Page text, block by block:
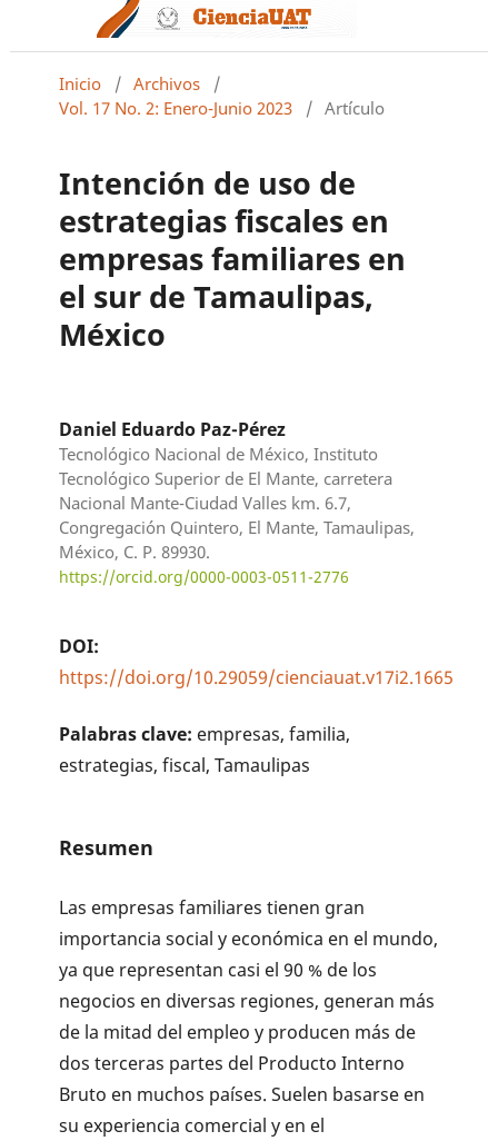
Inicio / Archivos
/
Vol. 17 No. 2: Enero-Junio 2023
/ Artículo
Intención de uso de
estrategias fiscales en
empresas familiares en
el sur de Tamaulipas,
México
Daniel Eduardo Paz-Pérez
Tecnológico Nacional de México, Instituto
Tecnológico Superior de El Mante, carretera
Nacional Mante-Ciudad Valles km. 6.7,
Congregación Quintero, El Mante, Tamaulipas,
México, C. P. 89930.
https://orcid.org/0000-0003-0511-2776
DOI:
https://doi.org/10.29059/cienciauat.v17i2.1665
Palabras clave: empresas, familia,
estrategias, fiscal, Tamaulipas
Resumen
Las empresas familiares tienen gran
importancia social y económica en el mundo,
ya que representan casi el 90 % de los
negocios en diversas regiones, generan más
de la mitad del empleo y producen más de
dos terceras partes del Producto Interno
Bruto en muchos países. Suelen basarse en
su experiencia comercial y en el